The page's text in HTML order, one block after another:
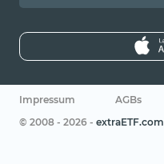
Impressum AGBs
© 2008 - 2026 - extraETF.com